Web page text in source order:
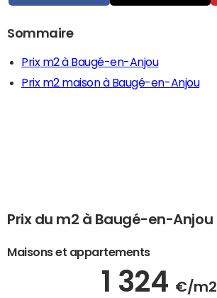
Sommaire
Prix m2 à Baugé-en-Anjou
Prix m2 maison à Baugé-en-Anjou
Prix du m2 à Baugé-en-Anjou
Maisons et appartements
1 324 €/m2